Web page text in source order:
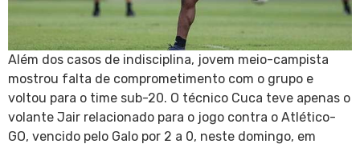
Além dos casos de indisciplina, jovem meio-campista
mostrou falta de comprometimento com o grupo e
voltou para o time sub-20. O técnico Cuca teve apenas o
volante Jair relacionado para o jogo contra o Atlético-
GO, vencido pelo Galo por 2 a 0, neste domingo, em